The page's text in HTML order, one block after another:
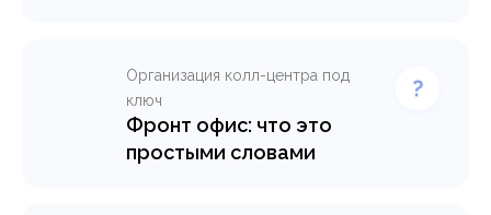
Организация колл-центра под
ключ
Фронт офис: что это
простыми словами